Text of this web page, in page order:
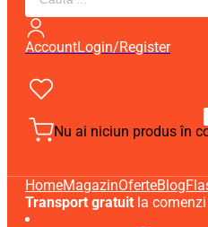
AccountLogin/Register
Nu ai niciun produs în
HomeMagazinOferteBlog
Transport gratuit la